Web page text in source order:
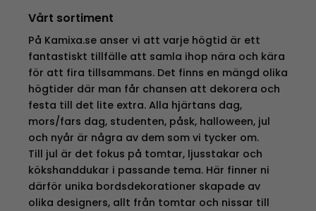
Vårt sortiment
På Kamixa.se anser vi att varje högtid är ett
fantastiskt tillfälle att samla ihop nära och kära
för att fira tillsammans. Det finns en mängd olika
högtider där man får chansen att dekorera och
festa till det lite extra. Alla hjärtans dag,
mors/fars dag, studenten, påsk, halloween, jul
och nyår är några av dem som vi tycker om.
Till jul är det fokus på tomtar, ljusstakar och
kökshanddukar i passande tema. Här finner ni
därför unika bordsdekorationer skapade av
olika designers, allt från tomtar och nissar till